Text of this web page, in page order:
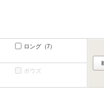
ロング （7）
ボウズ